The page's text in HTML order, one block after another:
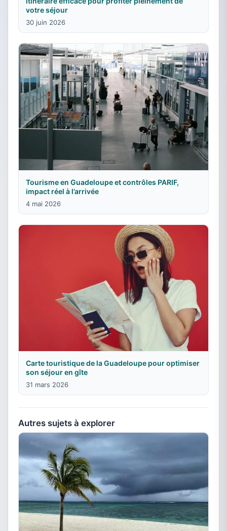
votre séjour
30 juin 2026
Tourisme en Guadeloupe et contrôles PARIF,
impact réel à l’arrivée
4 mai 2026
Carte touristique de la Guadeloupe pour optimiser
son séjour en gîte
31 mars 2026
Autres sujets à explorer